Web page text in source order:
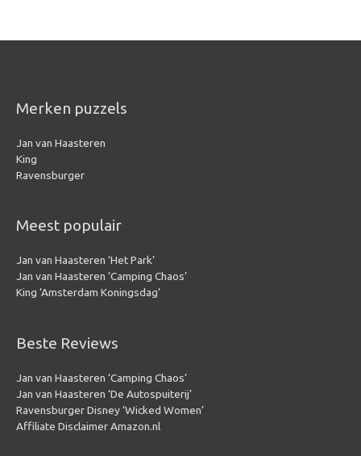
Merken puzzels
Jan van Haasteren
King
Ravensburger
Meest populair
Jan van Haasteren ‘Het Park’
Jan van Haasteren ‘Camping Chaos’
King ‘Amsterdam Koningsdag’
Beste Reviews
Jan van Haasteren ‘Camping Chaos’
Jan van Haasteren ‘De Autospuiterij’
Ravensburger Disney ‘Wicked Women’
Affiliate Disclaimer Amazon.nl